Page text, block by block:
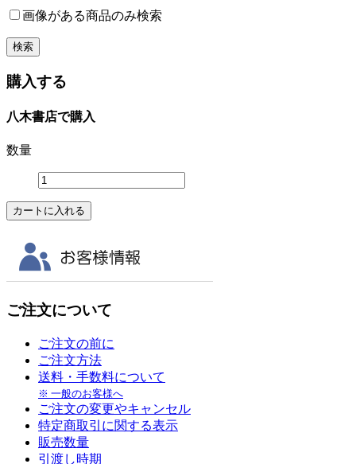
画像がある商品のみ検索
購入する
八木書店で購入
数量
ご注文について
ご注文の前に
ご注文方法
送料・手数料について
※ 一般のお客様へ
ご注文の変更やキャンセル
特定商取引に関する表示
販売数量
引渡し時期